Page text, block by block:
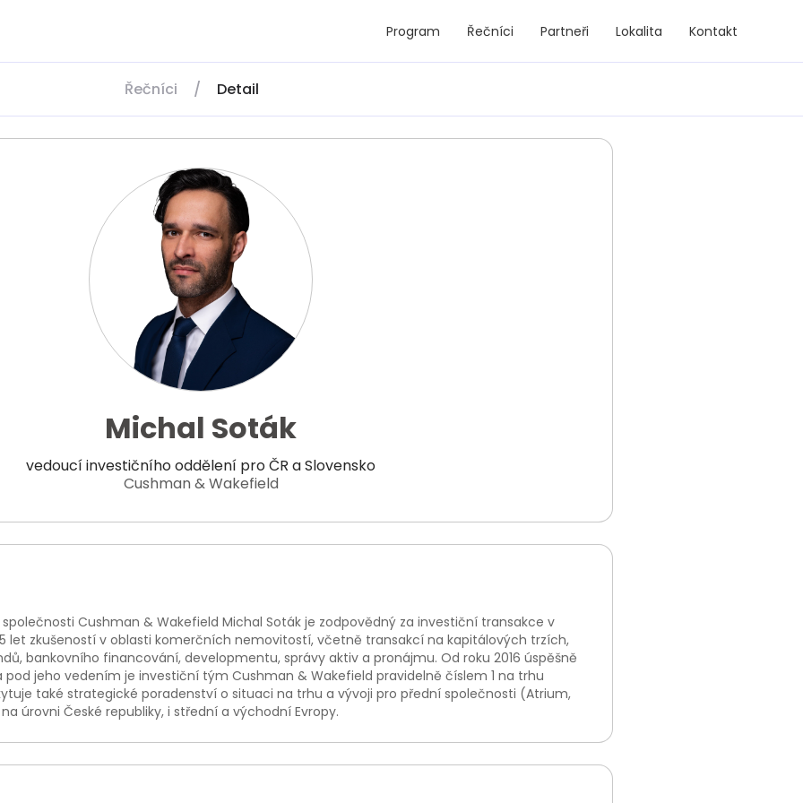
Program Řečníci Partneři Lokalita Kontakt
Řečníci / Detail
Michal Soták
vedoucí investičního oddělení pro ČR a Slovensko
Cushman & Wakefield
Cushman & Wakefield Michal Soták je zodpovědný za investiční transakce v
let zkušeností v oblasti komerčních nemovitostí, včetně transakcí na kapitálových trzích,
bankovního financování, developmentu, správy aktiv a pronájmu. Od roku 2016 úspěšně
pod jeho vedením je investiční tým Cushman & Wakefield pravidelně číslem 1 na trhu
také strategické poradenství o situaci na trhu a vývoji pro přední společnosti (Atrium,
úrovni České republiky, i střední a východní Evropy.